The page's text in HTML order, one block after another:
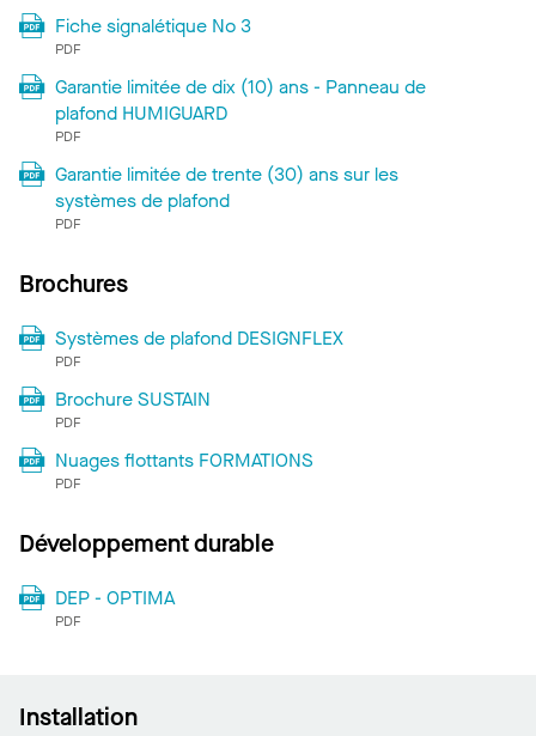
Fiche signalétique No 3
PDF
Garantie limitée de dix (10) ans - Panneau de
plafond HUMIGUARD
PDF
Garantie limitée de trente (30) ans sur les
systèmes de plafond
PDF
Brochures
Systèmes de plafond DESIGNFLEX
PDF
Brochure SUSTAIN
PDF
Nuages flottants FORMATIONS
PDF
Développement durable
DEP - OPTIMA
PDF
Installation